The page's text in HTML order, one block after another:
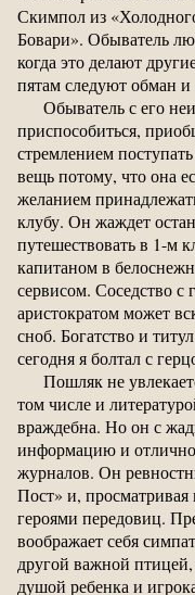
Скимпол из
Бовари». Обыватель
когда это делают
пятам следуют обман
Обыватель с его
приспособиться,
стремлением
вещь потому, что она
желанием
клубу. Он жаждет
путешествовать в 1-м
капитаном в
сервисом. Соседство
аристократом может
сноб. Богатство и
сегодня я болтал с
Пошляк не
том числе и
враждебна. Но он с
информацию и отлично
журналов. Он
Пост» и, просматривая
героями передовиц.
воображает себя
другой важной
душой ребенка и